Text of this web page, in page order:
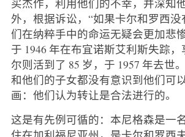
买杰作，利用他们的不幸，并深知
外，根据诉讼，“如果卡尔和罗西
们在纳粹手中的命运无疑会更加悲
于 1946 年在布宜诺斯艾利斯失踪
尔则活到了 85 岁，于 1957 年去世
和他们的子女都没有意识到他们可
画：他们认为转让是合法进行的。
这是有先例可循的：本尼格森是一